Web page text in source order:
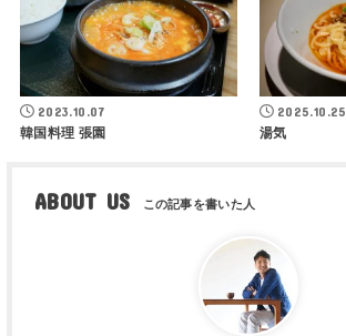
2023.10.07
韓国料理 張園
2025.10.25
湯気
ABOUT US